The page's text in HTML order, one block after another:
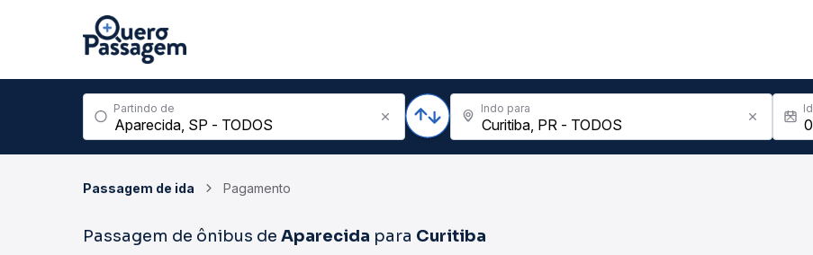
Partindo de Indo para
Passagem de ida Pagamento
Passagem de ônibus de Aparecida para Curitiba